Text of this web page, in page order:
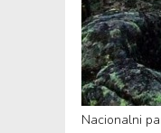
Nacionalni